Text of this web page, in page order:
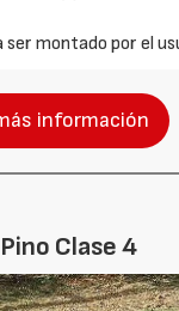
ser montado por el
información
Clase 4